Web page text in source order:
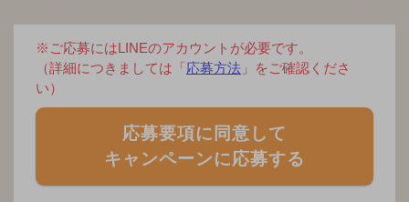
※ご応募にはLINEのアカウントが必要です。
（詳細につきましては「応募方法 」をご確認くださ
い）
応募要項に同意して
キャンペーンに応募する